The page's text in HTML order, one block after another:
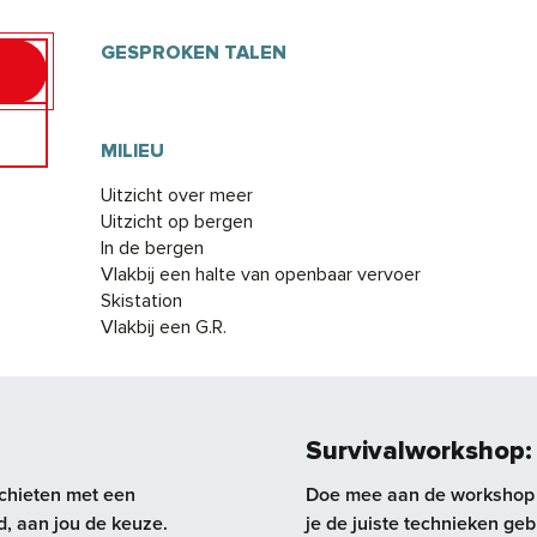
GESPROKEN TALEN
GESPROKEN TALEN
MILIEU
MILIEU
Uitzicht over meer
Uitzicht op bergen
In de bergen
Vlakbij een halte van openbaar vervoer
Skistation
Vlakbij een G.R.
met een
aan jou de keuze.
Doe mee aan de
je de juiste technieken